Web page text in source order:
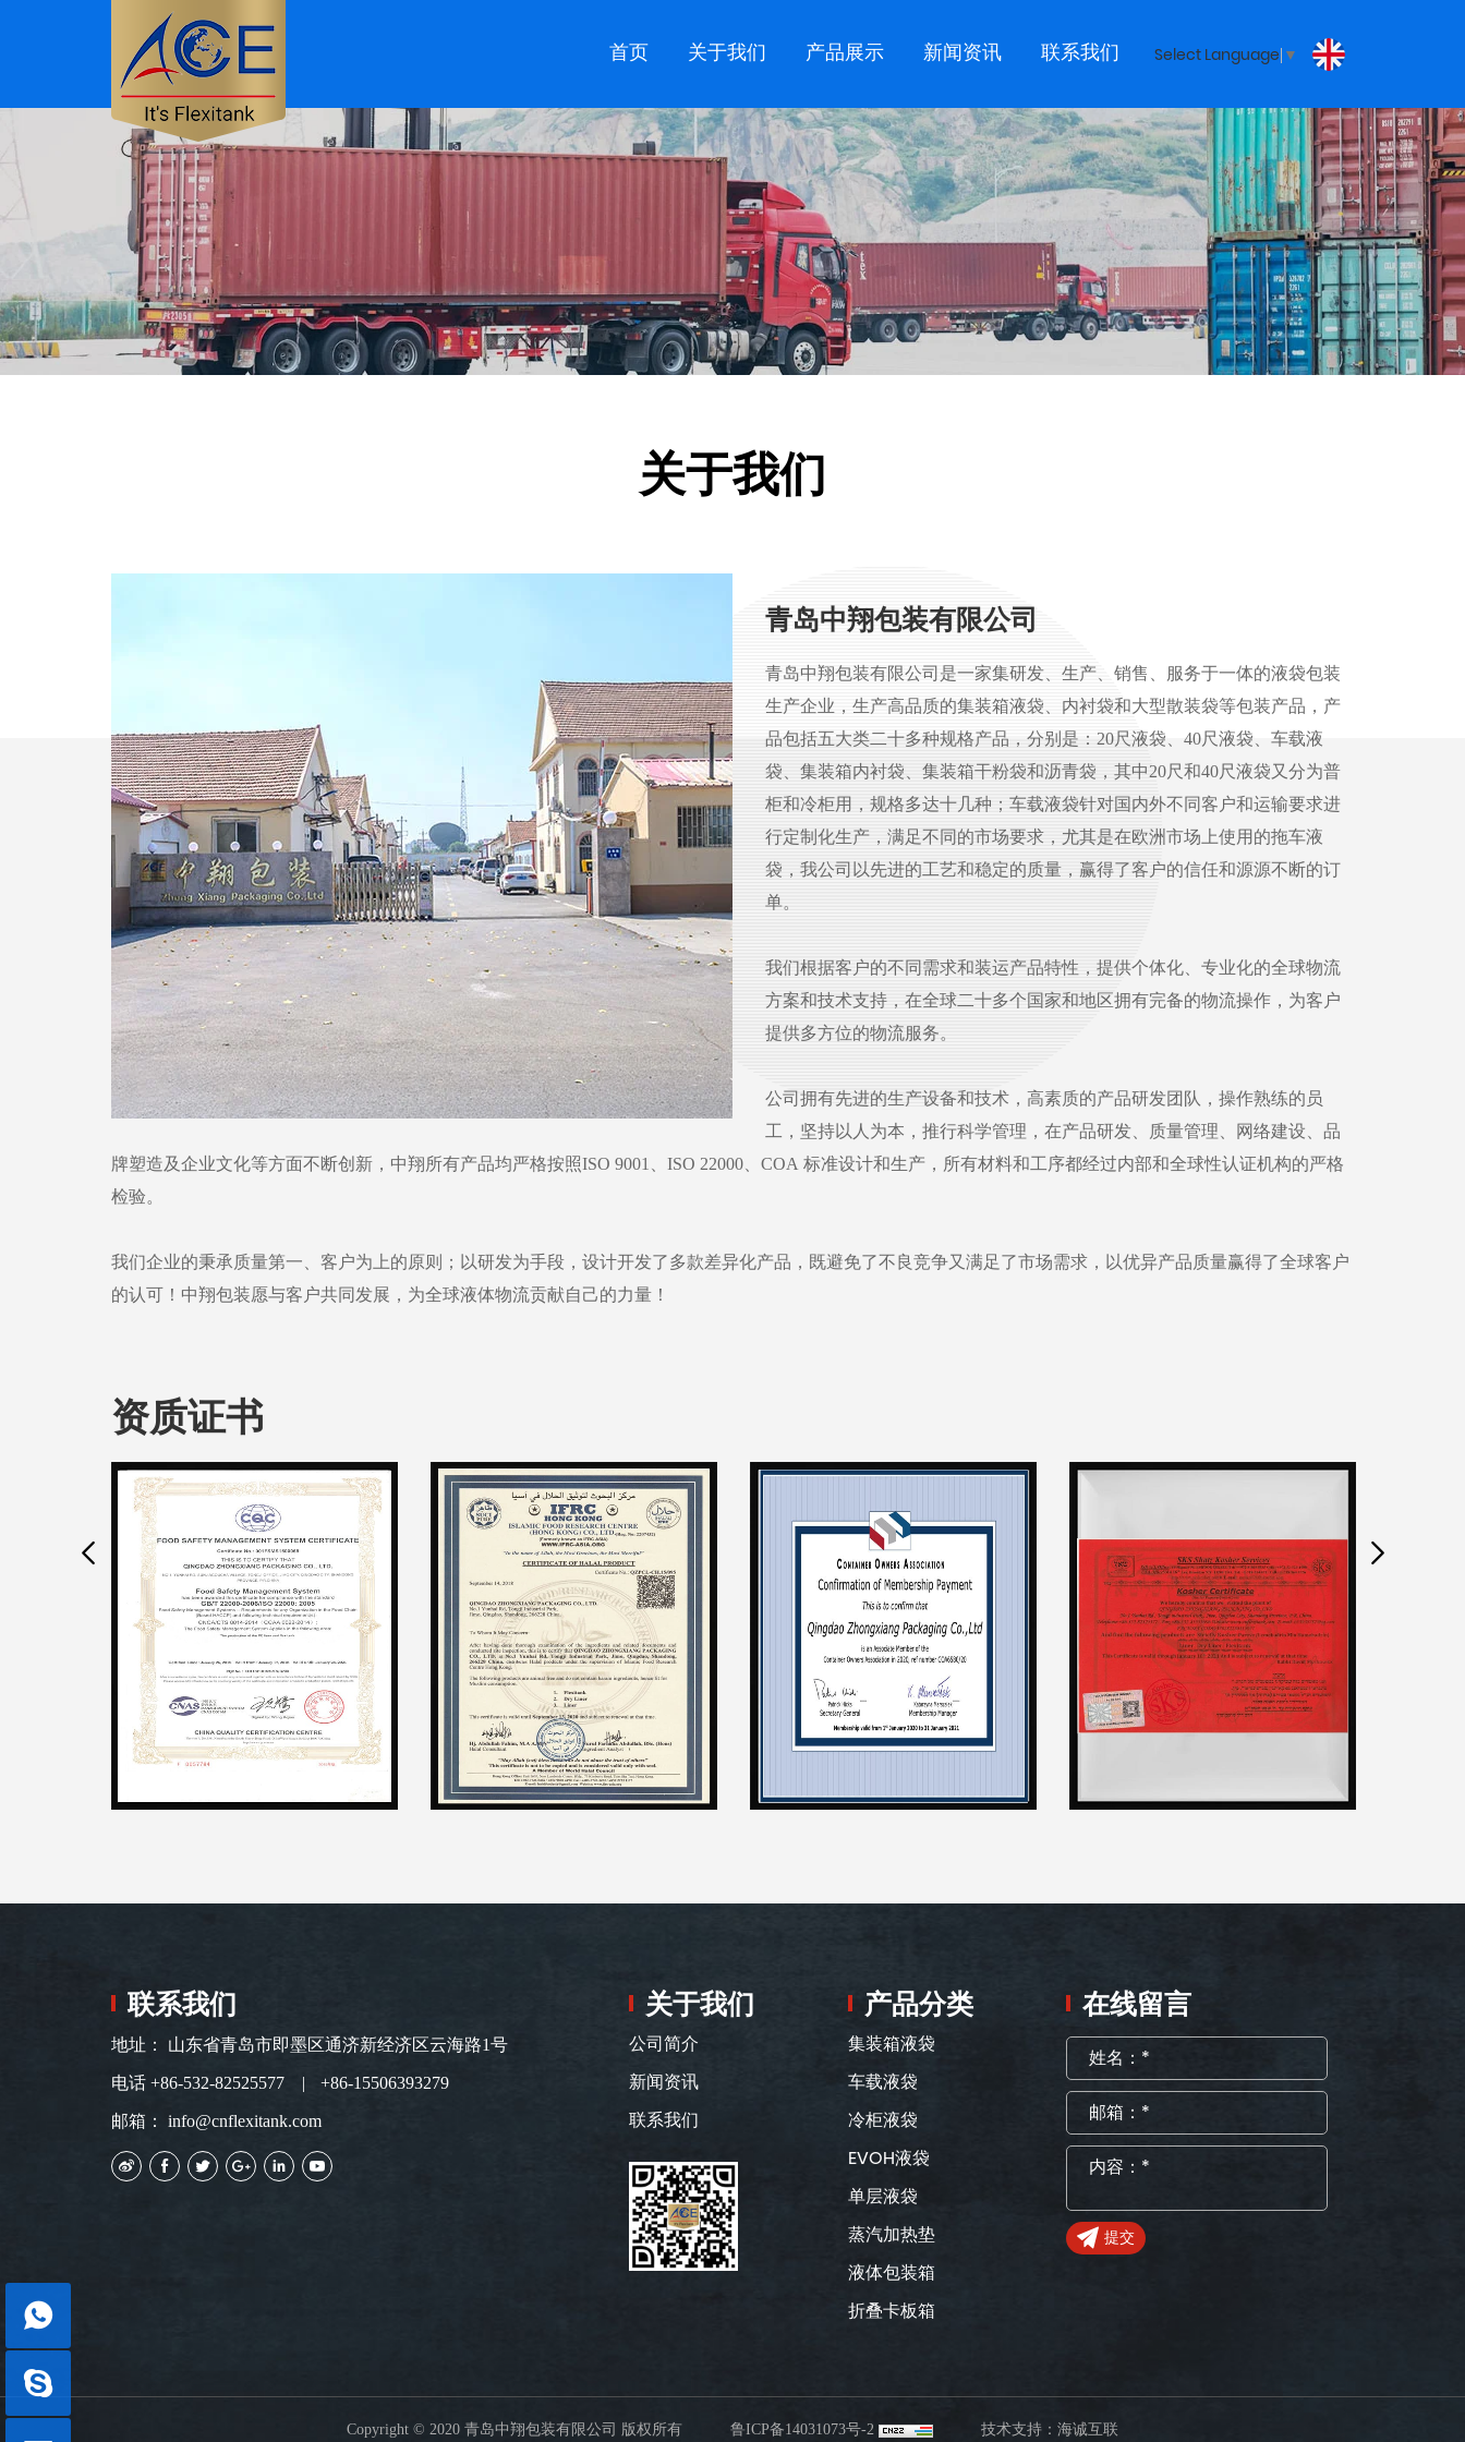
首页 关于我们 产品展示 新闻资讯 联系我们 Select Language ▼
关于我们
青岛中翔包装有限公司
青岛中翔包装有限公司是一家集研发、生产、销售、服务于一体的液袋包装
生产企业，生产高品质的集装箱液袋、内衬袋和大型散装袋等包装产品，产
品包括五大类二十多种规格产品，分别是：20尺液袋、40尺液袋、车载液
袋、集装箱内衬袋、集装箱干粉袋和沥青袋，其中20尺和40尺液袋又分为普
柜和冷柜用，规格多达十几种；车载液袋针对国内外不同客户和运输要求进
行定制化生产，满足不同的市场要求，尤其是在欧洲市场上使用的拖车液
袋，我公司以先进的工艺和稳定的质量，赢得了客户的信任和源源不断的订
单。
我们根据客户的不同需求和装运产品特性，提供个体化、专业化的全球物流
方案和技术支持，在全球二十多个国家和地区拥有完备的物流操作，为客户
提供多方位的物流服务。
公司拥有先进的生产设备和技术，高素质的产品研发团队，操作熟练的员
工，坚持以人为本，推行科学管理，在产品研发、质量管理、网络建设、品
牌塑造及企业文化等方面不断创新，中翔所有产品均严格按照ISO 9001、ISO 22000、COA 标准设计和生产，所有材料和工序都经过内部和全球性认证机构的严格
检验。
我们企业的秉承质量第一、客户为上的原则；以研发为手段，设计开发了多款差异化产品，既避免了不良竞争又满足了市场需求，以优异产品质量赢得了全球客户
的认可！中翔包装愿与客户共同发展，为全球液体物流贡献自己的力量！
资质证书
联系我们
地址： 山东省青岛市即墨区通济新经济区云海路1号
电话 +86-532-82525577 +86-15506393279
邮箱： info@cnflexitank.com
关于我们
公司简介
新闻资讯
联系我们
产品分类
集装箱液袋
车载液袋
冷柜液袋
EVOH液袋
单层液袋
蒸汽加热垫
液体包装箱
折叠卡板箱
在线留言
提交
Copyright © 2020 青岛中翔包装有限公司 版权所有 鲁ICP备14031073号-2 技术支持：海诚互联